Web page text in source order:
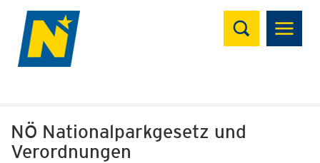
Suchen
NÖ Nationalparkgesetz und
Verordnungen